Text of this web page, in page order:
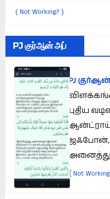
( Not Working? )
PJ குர்ஆன் அப்
PJ
புதிய
ஜஃபோன்,
அனைத்து
(Not